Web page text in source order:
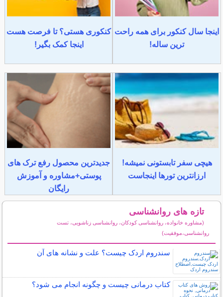
اینجا سال کنکور برای همه راحت
ترین ساله!
کنکوری هستی؟ تا فرصت هست
اینجا کمک بگیر!
هیچی سفر تابستونی نمیشه!
ارزانترین تورها اینجاست
جدیدترین محصول رفع ترک های
پوستی+مشاوره و آموزش
رایگان
تازه های روانشناسی
(مشاوره خانواده، روانشناسی کودکان، روانشناسی زناشویی، تست
روانشناسی،موفقیت)
سندروم اردک چیست؟ علت و نشانه های آن
کتاب درمانی چیست و چگونه انجام می شود؟